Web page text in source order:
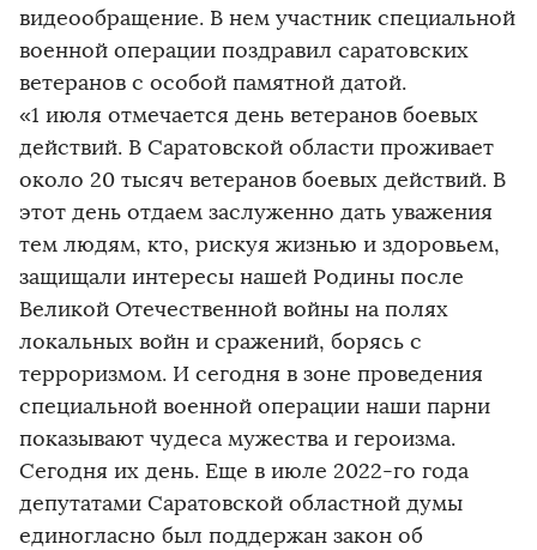
видеообращение. В нем участник специальной
военной операции поздравил саратовских
ветеранов с особой памятной датой.
«1 июля отмечается день ветеранов боевых
действий. В Саратовской области проживает
около 20 тысяч ветеранов боевых действий. В
этот день отдаем заслуженно дать уважения
тем людям, кто, рискуя жизнью и здоровьем,
защищали интересы нашей Родины после
Великой Отечественной войны на полях
локальных войн и сражений, борясь с
терроризмом. И сегодня в зоне проведения
специальной военной операции наши парни
показывают чудеса мужества и героизма.
Сегодня их день. Еще в июле 2022-го года
депутатами Саратовской областной думы
единогласно был поддержан закон об